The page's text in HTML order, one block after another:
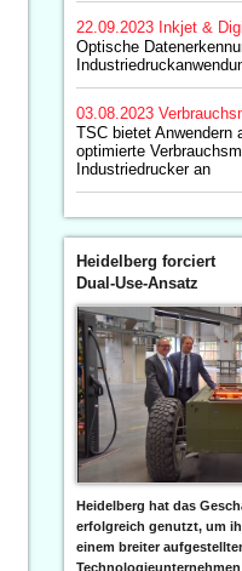
22.09.2023 Inkjet &
Optische
03.08.2023
TSC bietet Anwendern
optimierte
Industriedrucker an
Heidelberg forciert
Dual-Use-Ansatz
Heidelberg hat das
erfolgreich genutzt, um
einem breiter